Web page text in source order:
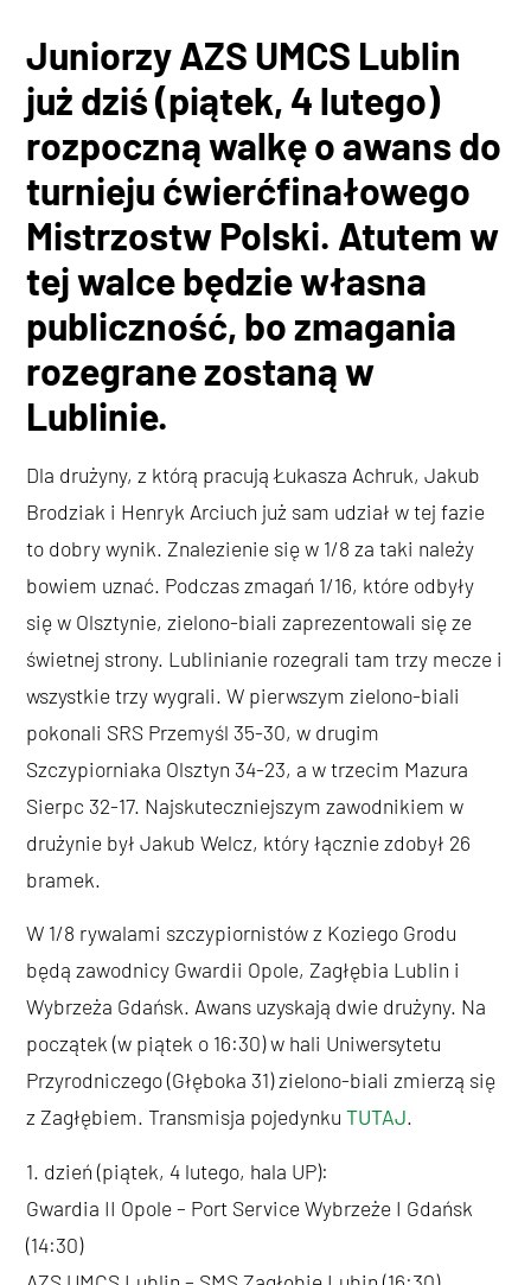
Juniorzy AZS UMCS Lublin
już dziś (piątek, 4 lutego)
rozpoczną walkę o awans do
turnieju ćwierćfinałowego
Mistrzostw Polski. Atutem w
tej walce będzie własna
publiczność, bo zmagania
rozegrane zostaną w
Lublinie.
Dla drużyny, z którą pracują Łukasza Achruk, Jakub
Brodziak i Henryk Arciuch już sam udział w tej fazie
to dobry wynik. Znalezienie się w 1/8 za taki należy
bowiem uznać. Podczas zmagań 1/16, które odbyły
się w Olsztynie, zielono-biali zaprezentowali się ze
świetnej strony. Lublinianie rozegrali tam trzy mecze i
wszystkie trzy wygrali. W pierwszym zielono-biali
pokonali SRS Przemyśl 35-30, w drugim
Szczypiorniaka Olsztyn 34-23, a w trzecim Mazura
Sierpc 32-17. Najskuteczniejszym zawodnikiem w
drużynie był Jakub Welcz, który łącznie zdobył 26
bramek.
W 1/8 rywalami szczypiornistów z Koziego Grodu
będą zawodnicy Gwardii Opole, Zagłębia Lublin i
Wybrzeża Gdańsk. Awans uzyskają dwie drużyny. Na
początek (w piątek o 16:30) w hali Uniwersytetu
Przyrodniczego (Głęboka 31) zielono-biali zmierzą się
z Zagłębiem. Transmisja pojedynkuTUTAJ.
1. dzień (piątek, 4 lutego, hala UP):
Gwardia II Opole – Port Service Wybrzeże I Gdańsk
(14:30)